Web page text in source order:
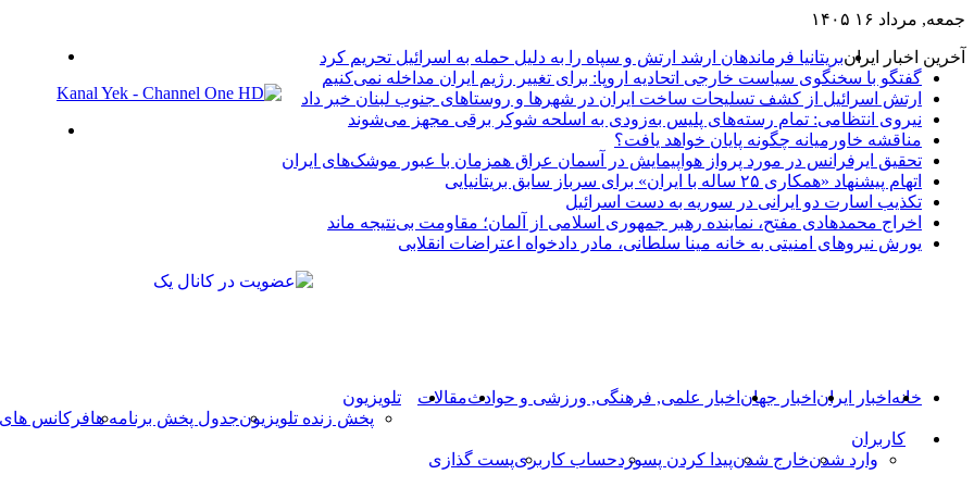
جمعه, مرداد ۱۶ ۱۴۰۵
آخرین اخبار ایرانبریتانیا فرماندهان ارشد ارتش و سپاه را به دلیل حمله به اسرائیل تحریم کرد
گفتگو با سخنگوی سیاست خارجی اتحادیه اروپا: برای تغییر رژیم ایران مداخله نمی‌کنیم
ارتش اسرائیل از کشف تسلیحات ساخت ایران در شهرها و روستاهای جنوب لبنان خبر داد
نیروی انتظامی: تمام رسته‌های پلیس به‌زودی به اسلحه شوکر برقی مجهز می‌شوند
مناقشه خاورمیانه چگونه پایان خواهد یافت؟
تحقیق ایرفرانس در مورد پرواز هواپیمایش در آسمان عراق همزمان با عبور موشک‌های ایران
اتهام پیشنهاد «همکاری ۲۵ ساله با ایران» برای سرباز سابق بریتانیایی
تکذیب اسارت دو ایرانی در سوریه به دست اسرائیل
اخراج محمدهادی مفتح، نماینده رهبر جمهوری اسلامی از آلمان؛ مقاومت بی‌نتیجه ماند
یورش نیروهای امنیتی به خانه مینا سلطانی، مادر دادخواه اعتراضات انقلابی
خانه اخبار ایران اخبار جهان اخبار علمی, فرهنگی, ورزشی و حوادثمقالات
تلویزیون
پخش زنده تلویزیونجدول پخش برنامه هافرکانس های
کاربران
وارد شدنخارج شدنپیدا کردن پسوردحساب کاربریپست گذازی
بالا